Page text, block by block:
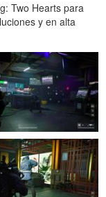
Two Hearts para
y en alta